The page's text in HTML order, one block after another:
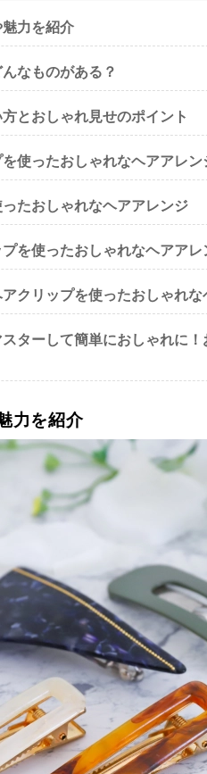
力を紹介
なものがある？
とおしゃれ見せのポイント
を使ったおしゃれなヘアアレン
ったおしゃれなヘアアレンジ
プを使ったおしゃれなヘアアレ
アクリップを使ったおしゃれ
ターして簡単におしゃれに
力を紹介